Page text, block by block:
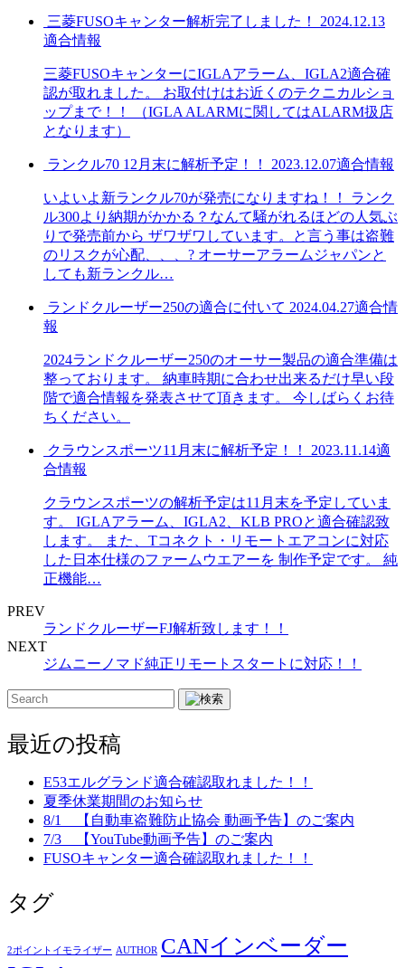
三菱FUSOキャンター解析完了しました！
2024.12.13
適合情報
三菱FUSOキャンターにIGLAアラーム、IGLA2適合確
認が取れました。 お取付けはお近くのテクニカルショ
ップまで！！ （IGLA ALARMに関してはALARM扱店
となります）
ランクル70 12月末に解析予定！！ 2023.12.07適合情報
いよいよ新ランクル70が発売になりますね！！ ランク
ル300より納期がかかる？なんて騒がれるほどの人気ぶ
りで発売前から ザワザワしています。と言う事は盗難
のリスクが心配、、、? オーサーアラームジャパンと
しても新ランクル…
ランドクルーザー250の適合に付いて 2024.04.27適合情
報
2024ランドクルーザー250のオーサー製品の適合準備は
整っております。 納車時期に合わせ出来るだけ早い段
階で適合情報を発表させて頂きます。 今しばらくお待
ちください。
クラウンスポーツ11月末に解析予定！！ 2023.11.14適
合情報
クラウンスポーツの解析予定は11月末を予定していま
す。 IGLAアラーム、IGLA2、KLB PROと適合確認致
します。 また、Tコネクト・リモートエアコンに対応
した日本仕様のファームウエアーを 制作予定です。 純
正機能…
PREV
ランドクルーザーFJ解析致します！！
NEXT
ジムニーノマド純正リモートスタートに対応！！
最近の投稿
E53エルグランド適合確認取れました！！
夏季休業期間のお知らせ
8/1 【自動車盗難防止協会 動画予告】のご案内
7/3 【YouTube動画予告】のご案内
FUSOキャンター適合確認取れました！！
タグ
2ポイントイモライザー AUTHOR CANインベーダー